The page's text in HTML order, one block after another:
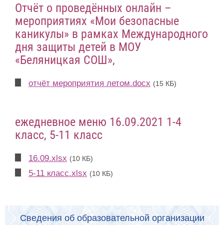
Отчёт о проведённых онлайн –
мероприятиях «Мои безопасные
каникулы» в рамках Международного
дня защиты детей в МОУ
«Беляницкая СОШ»,
отчёт мероприятия летом.docx (15 КБ)
ежедневное меню 16.09.2021 1-4
класс, 5-11 класс
16.09.xlsx (10 КБ)
5-11 класс.xlsx (10 КБ)
Сведения об образовательной организации